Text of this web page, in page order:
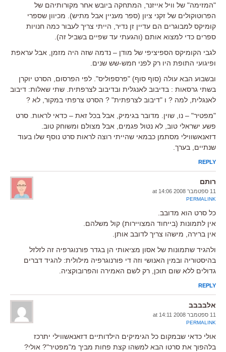
"המזימה" של וויל אייזנר, המתחקה ביובש אחר מקורותיהם של
הפרוטוקולים של זקני ציון (ספר מעניין אבל מתיש). מכיוון שספרי
קומיקס למבוגרים הם עדיין זן נדיר, הייתי צריך לעבור כמה חנויות
ספרים כדי למצוא אותם (והגעתי עד שפיים בשביל זה).
לגבי הקומיקס הספיציפי של מודן – נדמה שזה היה מזמן, אבל עראפת
ופיגועי התופת היו רק לפני חמש-שש שנים.
ובשבוע הבא עולה (סוף סוף) "פרספוליס". לפי הפרסום, הסרט יוקרן
בשתי גרסאות : בדיבוב לאנגלית ובדיבוב לצרפתית. שתי שאלות: דיבוב
לאנגלית, למה ? ו "דיבוב לצרפתית" ? הסרט צרפתי במקור, לא ?
"מפטיר" – נו, שוין. מדובר בגימיק, אבל בכל זאת – כדאי לראות. סרט
פשע ישראלי טוב, לא נטול פגמים, אבל מצולם ומשוחק טוב.
דזאנאשווילי מסתמן כבמאי שהייתי רוצה לראות סרט נוסף שלו בעוד
שנתיים, בערך.
REPLY
רותם
11 ספטמבר 2008 at 14:06
PERMALINK
כל סרט הוא מדובב.
אין לתמונות (בייחוד המצויירות) קול משלהם.
אין ברירה, מישהו צריך לדובב אותן.
ולהגיד שתמונות של אסון מציאותי הן בגדר פורנוגרפיה זה לזלזל
בהיסטוריה ובמין האנושי וזה די פורנוגרפיה מילולית: להגיד דברים
גדולים ללא שום תוכן, רק לשם האמירה והפרובוקציה.
REPLY
אלבבבב
11 ספטמבר 2008 at 14:11
PERMALINK
אולי כדאי שבמקום כל הגימיקים הילדותיים דזאנאשווילי יתרכז
בלהפוך את סרטו הבא למשהו קצת פחות מביך מ"מפטיר"? אולי?